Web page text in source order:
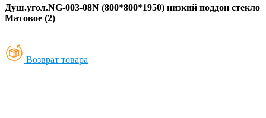
Душ.угол.NG-003-08N (800*800*1950) низкий поддон стекло
Матовое (2)
Возврат товара